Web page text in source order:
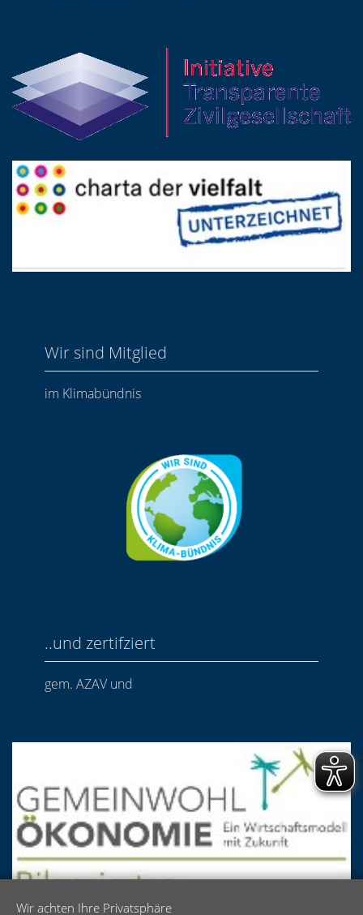
Wir achten Ihre Privatsphäre
Wir sind Mitglied
im Klimabündnis
..und zertifziert
gem. AZAV und